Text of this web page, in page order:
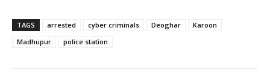
TAGS arrested cyber criminals Deoghar
Karoon
Madhupur
police station